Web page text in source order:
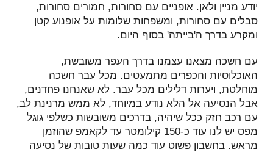
יודע מניין ולאן. אופניים עם סחורות, חמורים סחורות,
סבלים עם סחורות, ומשפחות שלומות על אופנוע קטן
ומקרע בדרך ה'בייתה' בסוף היום.
עם חשכה מצאנו עצמנו בדרך העפר משובשת,
האוכלוסיות והכפרים מתמעטים. מכל עבר חשכה
מוחלטת, ויערות דלילים מכל עבר. לא שאנחנו פחדנים,
אבל הנסיעה אל הלא נודע במיוחד, לא ממש מרנינת לב,
עם רכב חזק ככל שיהיה, בדרכים משובשות כשלפי גוגל
מפס יש לנו עוד כ-150 קילומטר עד לקאמפ שהוזמן
מראש. בחשבון פשוט עוד כמה שעות טובות של נסיעה